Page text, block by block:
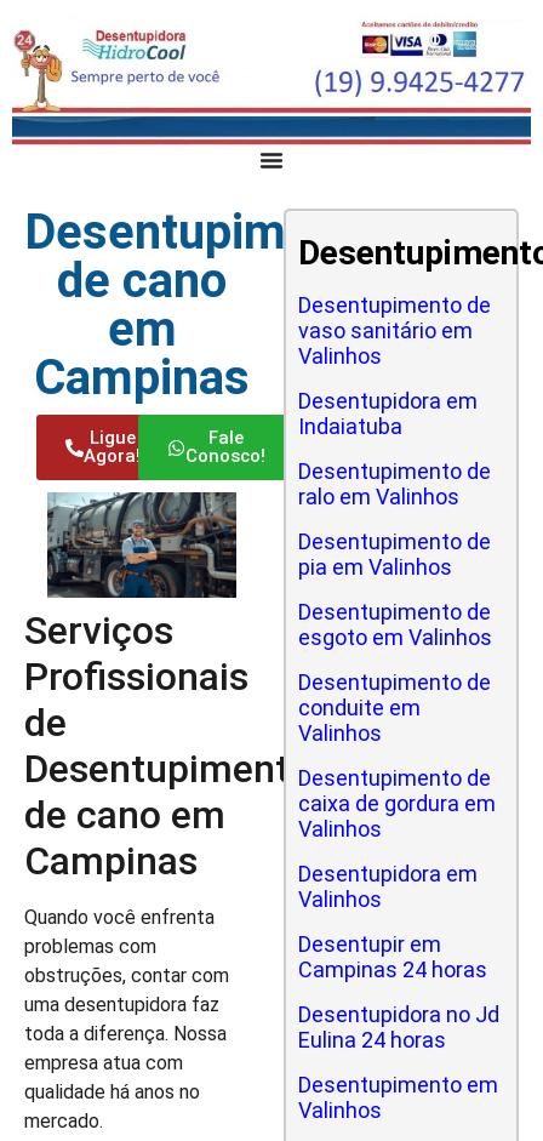
Desentupimento
de cano
em
Campinas
Ligue
Agora!
Fale
Conosco!
Serviços
Profissionais
de
Desentupimento
de cano em
Campinas
Quando você enfrenta
problemas com
obstruções, contar com
uma desentupidora faz
toda a diferença. Nossa
empresa atua com
qualidade há anos no
mercado.
Desentupimento de
vaso sanitário em
Valinhos
Desentupidora em
Indaiatuba
Desentupimento de
ralo em Valinhos
Desentupimento de
pia em Valinhos
Desentupimento de
esgoto em Valinhos
Desentupimento de
conduite em
Valinhos
Desentupimento de
caixa de gordura em
Valinhos
Desentupidora em
Valinhos
Desentupir em
Campinas 24 horas
Desentupidora no Jd
Eulina 24 horas
Desentupimento em
Valinhos